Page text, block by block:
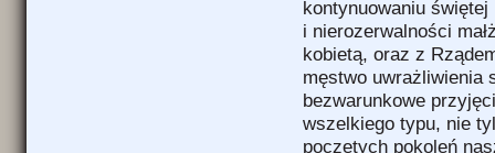
kontynuowaniu
i nierozerwalności
kobietą, oraz z
męstwo uwrażliwienia
bezwarunkowe
wszelkiego typu, nie
poczętych pokoleń